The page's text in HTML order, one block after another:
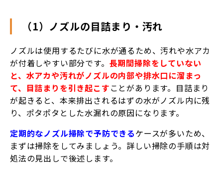
（1）ノズルの目詰まり・汚れ
ノズルは使用するたびに水が通るため、汚れや水アカ
が付着しやすい部分です。 長期間掃除をしていない
と、水アカや汚れがノズルの内部や排水口に溜まっ
て、目詰まりを引き起こすことがあります。目詰まり
が起きると、本来排出されるはずの水がノズル内に残
り、ポタポタとした水漏れの原因になります。
定期的なノズル掃除で予防できるケースが多いため、
まずは掃除をしてみましょう。詳しい掃除の手順は対
処法の見出しで後述します。